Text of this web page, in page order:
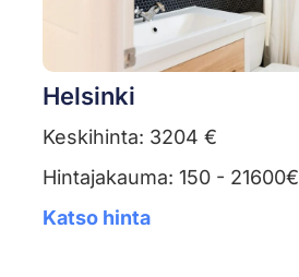
Helsinki
Keskihinta: 3204 €
Hintajakauma: 150 - 21600€
Katso hinta